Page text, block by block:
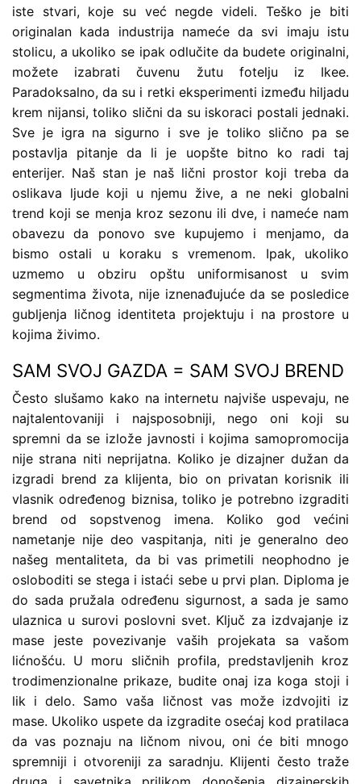
iste stvari, koje su već negde videli. Teško je biti
originalan kada industrija nameće da svi imaju istu
stolicu, a ukoliko se ipak odlučite da budete originalni,
možete izabrati čuvenu žutu fotelju iz Ikee.
Paradoksalno, da su i retki eksperimenti između hiljadu
krem nijansi, toliko slični da su iskoraci postali jednaki.
Sve je igra na sigurno i sve je toliko slično pa se
postavlja pitanje da li je uopšte bitno ko radi taj
enterijer. Naš stan je naš lični prostor koji treba da
oslikava ljude koji u njemu žive, a ne neki globalni
trend koji se menja kroz sezonu ili dve, i nameće nam
obavezu da ponovo sve kupujemo i menjamo, da
bismo ostali u koraku s vremenom. Ipak, ukoliko
uzmemo u obziru opštu uniformisanost u svim
segmentima života, nije iznenađujuće da se posledice
gubljenja ličnog identiteta projektuju i na prostore u
kojima živimo.
SAM SVOJ GAZDA = SAM SVOJ BREND
Često slušamo kako na internetu najviše uspevaju, ne
najtalentovaniji i najsposobniji, nego oni koji su
spremni da se izlože javnosti i kojima samopromocija
nije strana niti neprijatna. Koliko je dizajner dužan da
izgradi brend za klijenta, bio on privatan korisnik ili
vlasnik određenog biznisa, toliko je potrebno izgraditi
brend od sopstvenog imena. Koliko god većini
nametanje nije deo vaspitanja, niti je generalno deo
našeg mentaliteta, da bi vas primetili neophodno je
osloboditi se stega i istaći sebe u prvi plan. Diploma je
do sada pružala određenu sigurnost, a sada je samo
ulaznica u surovi poslovni svet. Ključ za izdvajanje iz
mase jeste povezivanje vaših projekata sa vašom
lićnošću. U moru sličnih profila, predstavljenih kroz
trodimenzionalne prikaze, budite onaj iza koga stoji i
lik i delo. Samo vaša ličnost vas može izdvojiti iz
mase. Ukoliko uspete da izgradite osećaj kod pratilaca
da vas poznaju na ličnom nivou, oni će biti mnogo
spremniji i otvoreniji za saradnju. Klijenti često traže